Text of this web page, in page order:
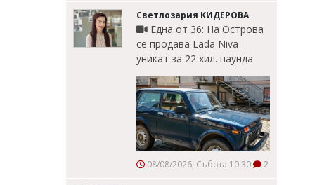
Светлозария КИДЕРОВА
Една от 36: На Острова
се продава Lada Niva
уникат за 22 хил. паунда
08/08/2026, Събота 10:30 2